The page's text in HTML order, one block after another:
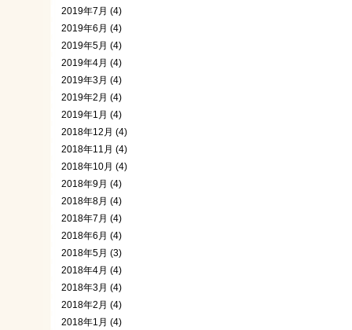
2019年7月 (4)
2019年6月 (4)
2019年5月 (4)
2019年4月 (4)
2019年3月 (4)
2019年2月 (4)
2019年1月 (4)
2018年12月 (4)
2018年11月 (4)
2018年10月 (4)
2018年9月 (4)
2018年8月 (4)
2018年7月 (4)
2018年6月 (4)
2018年5月 (3)
2018年4月 (4)
2018年3月 (4)
2018年2月 (4)
2018年1月 (4)